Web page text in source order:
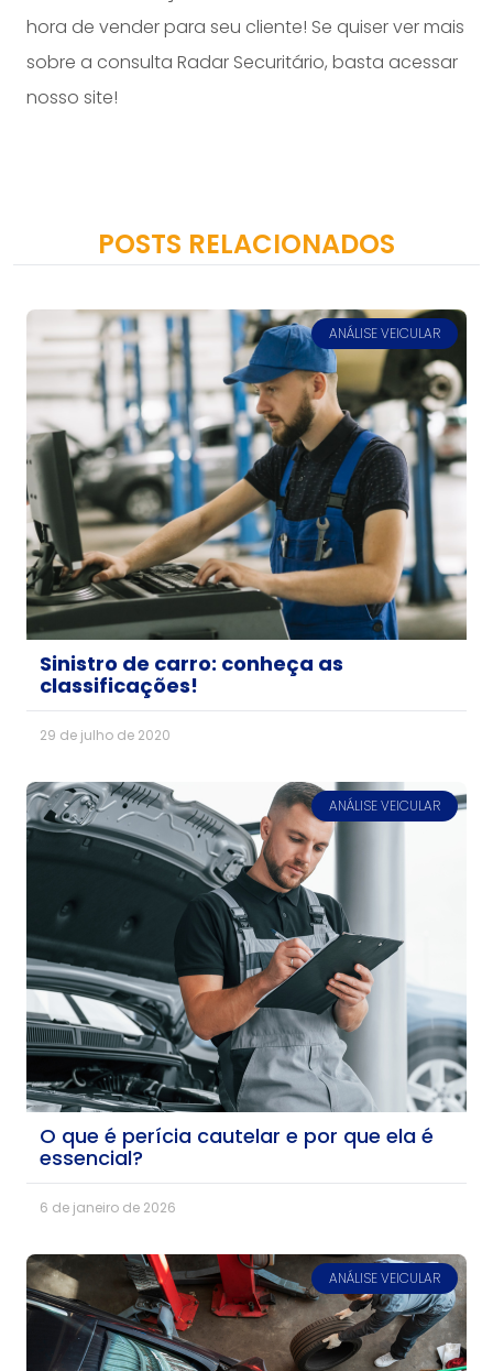
hora de vender para seu cliente! Se quiser ver mais
sobre a consulta Radar Securitário, basta acessar
nosso site!
POSTS RELACIONADOS
ANÁLISE VEICULAR
Sinistro de carro: conheça as
classificações!
29 de julho de 2020
ANÁLISE VEICULAR
O que é perícia cautelar e por que ela é
essencial?
6 de janeiro de 2026
ANÁLISE VEICULAR